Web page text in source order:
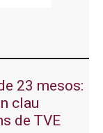
23 mesos:
clau
de TVE